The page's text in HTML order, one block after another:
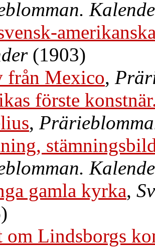
(1903)
från Mexico,
förste
,
gamla kyrka,
om Lindsborgs